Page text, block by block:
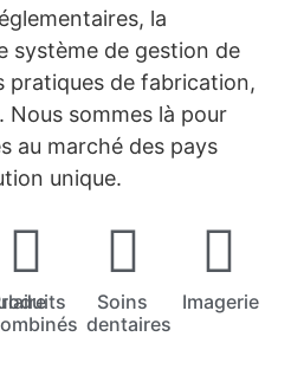
la
système de gestion de
pratiques de fabrication,
Nous sommes là pour
au marché des pays
unique.
Soins
dentaires
Imagerie